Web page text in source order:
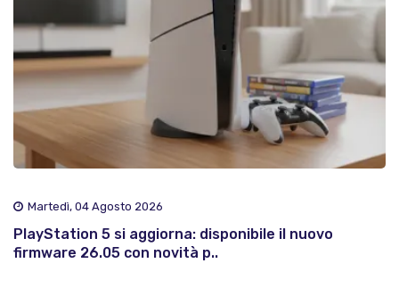
Martedì, 04 Agosto 2026
PlayStation 5 si aggiorna: disponibile il nuovo
firmware 26.05 con novità p..